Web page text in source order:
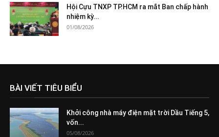
Hội Cựu TNXP TP.HCM ra mắt Ban chấp hành
nhiệm kỳ...
01/08/2026
BÀI VIẾT TIÊU BIỂU
Khởi công nhà máy điện mặt trời Dầu Tiếng 5,
vốn...
05/08/2026